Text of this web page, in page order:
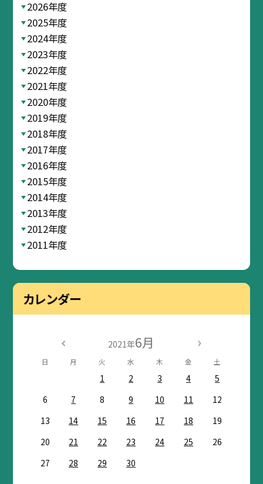
2026年度
2025年度
2024年度
2023年度
2022年度
2021年度
2020年度
2019年度
2018年度
2017年度
2016年度
2015年度
2014年度
2013年度
2012年度
2011年度
カレンダー
2021年6月
日 月 火 水 木 金 土
1 2 3 4
5
6
7 8 9 10 11
12
13
14 15 16 17 18
19
20
21 22 23 24 25
26
27
28 29 30